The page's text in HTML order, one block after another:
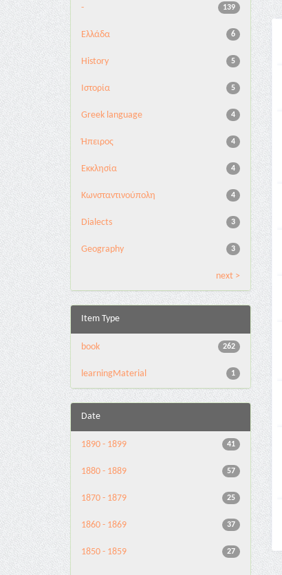
139
-
6
Ελλάδα
5
History
5
Ιστορία
4
Greek language
4
Ήπειρος
4
Εκκλησία
4
Κωνσταντινούπολη
3
Dialects
3
Geography
next >
Item Type
262
book
1
learningMaterial
Date
41
1890 - 1899
57
1880 - 1889
25
1870 - 1879
37
1860 - 1869
27
1850 - 1859